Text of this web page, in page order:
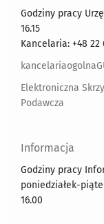
Godziny pracy
16.15
Kancelaria: +48 22
Elektroniczna
Podawcza
Informacja
Godziny pracy
poniedziałek-
16.00